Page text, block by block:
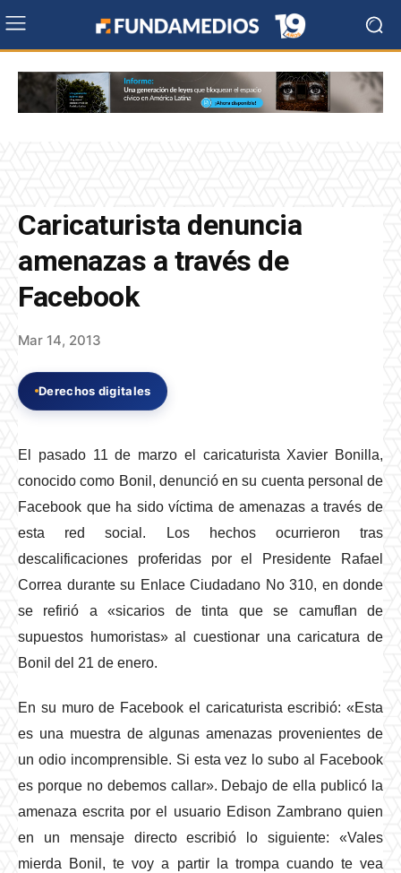
Caricaturista denuncia
amenazas a través de
Facebook
Mar 14, 2013
Derechos digitales
El pasado 11 de marzo el caricaturista Xavier Bonilla,
conocido como Bonil, denunció en su cuenta personal de
Facebook que ha sido víctima de amenazas a través de
esta red social. Los hechos ocurrieron tras
descalificaciones proferidas por el Presidente Rafael
Correa durante su Enlace Ciudadano No 310, en donde
se refirió a «sicarios de tinta que se camuflan de
supuestos humoristas» al cuestionar una caricatura de
Bonil del 21 de enero.
En su muro de Facebook el caricaturista escribió: «Esta
es una muestra de algunas amenazas provenientes de
un odio incomprensible. Si esta vez lo subo al Facebook
es porque no debemos callar». Debajo de ella publicó la
amenaza escrita por el usuario Edison Zambrano quien
en un mensaje directo escribió lo siguiente: «Vales
mierda Bonil, te voy a partir la trompa cuando te vea